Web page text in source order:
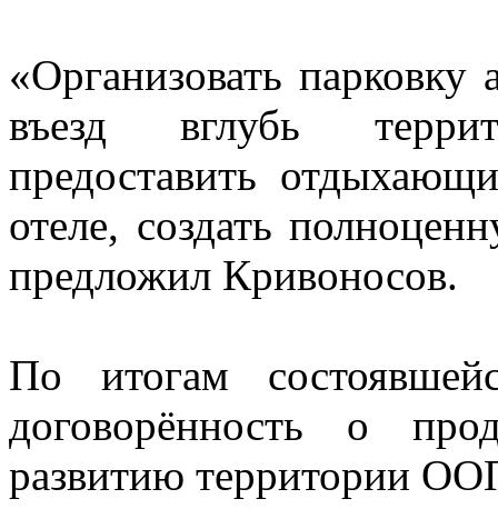
«Организовать парковку
въезд вглубь
предоставить
отеле, создать
предложил Кривоносов.
По итогам
договорённость о
развитию территории